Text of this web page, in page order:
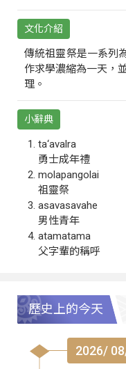
文化介紹
傳統祖靈祭是一系列
作求學濃縮為一天，
理。
小辭典
ta‘avalra
勇士成年禮
molapangolai
祖靈祭
asavasavahe
男性青年
atamatama
父字輩的稱呼
歷史上的今天
2026/